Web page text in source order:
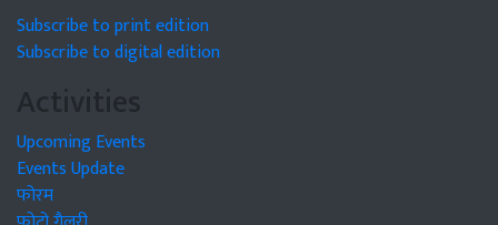
Subscribe to print edition
Subscribe to digital edition
Activities
Upcoming Events
Events Update
फोरम